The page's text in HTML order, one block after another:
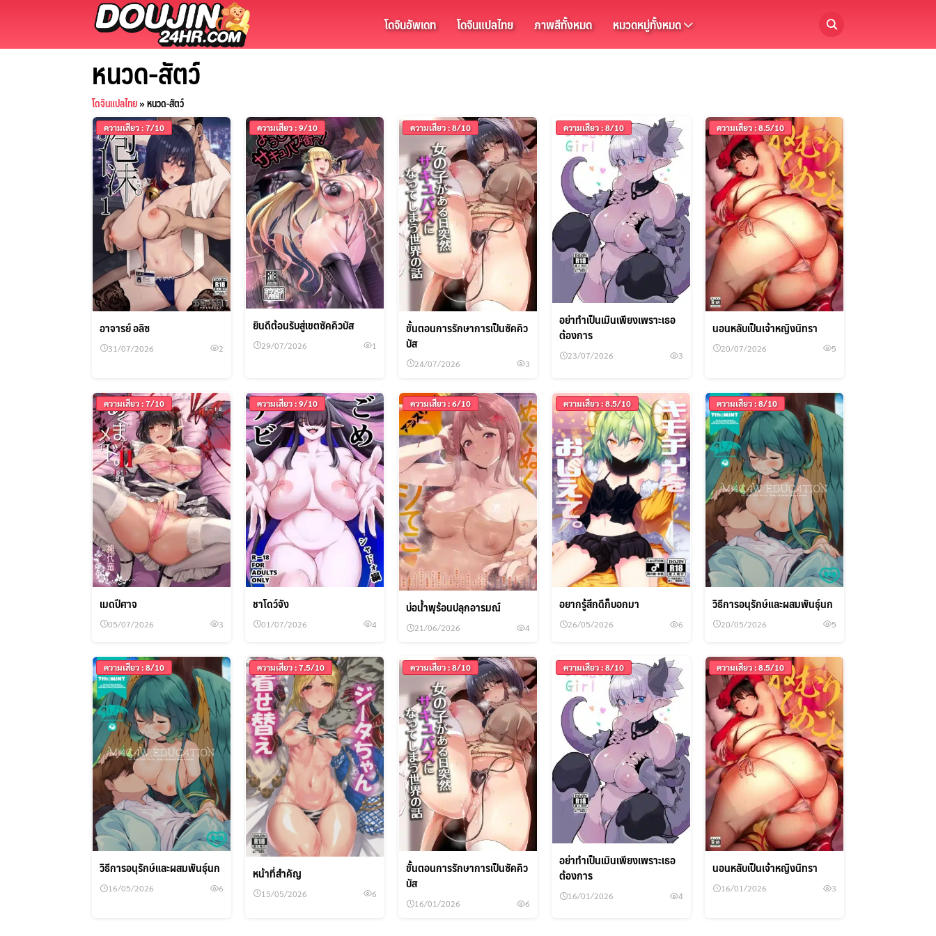
โดจินอัพเดท โดจินแปลไทย ภาพสีทั้งหมด หมวดหมู่ทั้งหมด
ค้นหา
สำหรับ:
หนวด-สัตว์
โดจินแปลไทย»หนวด-สัตว์
ความเสียว : 7/10
อาจารย์ อลิซ
31/07/2026 2
ความเสียว : 9/10
ยินดีต้อนรับสู่เขตซัคคิวบัส
29/07/2026 1
ความเสียว : 8/10
ขั้นตอนการรักษาการเป็นซัคคิว
บัส
24/07/2026 3
ความเสียว : 8/10
อย่าทำเป็นเมินเพียงเพราะเธอ
ต้องการ
23/07/2026 3
ความเสียว : 8.5/10
นอนหลับเป็นเจ้าหญิงนิทรา
20/07/2026 5
ความเสียว : 7/10
เมดปีศาจ
05/07/2026 3
ความเสียว : 9/10
ชาโดว์จัง
01/07/2026 4
ความเสียว : 6/10
บ่อน้ำพุร้อนปลุกอารมณ์
21/06/2026 4
ความเสียว : 8.5/10
อยากรู้สึกดีก็บอกมา
26/05/2026 6
ความเสียว : 8/10
วิธีการอนุรักษ์และผสมพันธุ์นก
20/05/2026 5
ความเสียว : 8/10
วิธีการอนุรักษ์และผสมพันธุ์นก
16/05/2026 6
ความเสียว : 7.5/10
หน้าที่สำคัญ
15/05/2026 6
ความเสียว : 8/10
ขั้นตอนการรักษาการเป็นซัคคิว
บัส
16/01/2026 6
ความเสียว : 8/10
อย่าทำเป็นเมินเพียงเพราะเธอ
ต้องการ
16/01/2026 4
ความเสียว : 8.5/10
นอนหลับเป็นเจ้าหญิงนิทรา
16/01/2026 3